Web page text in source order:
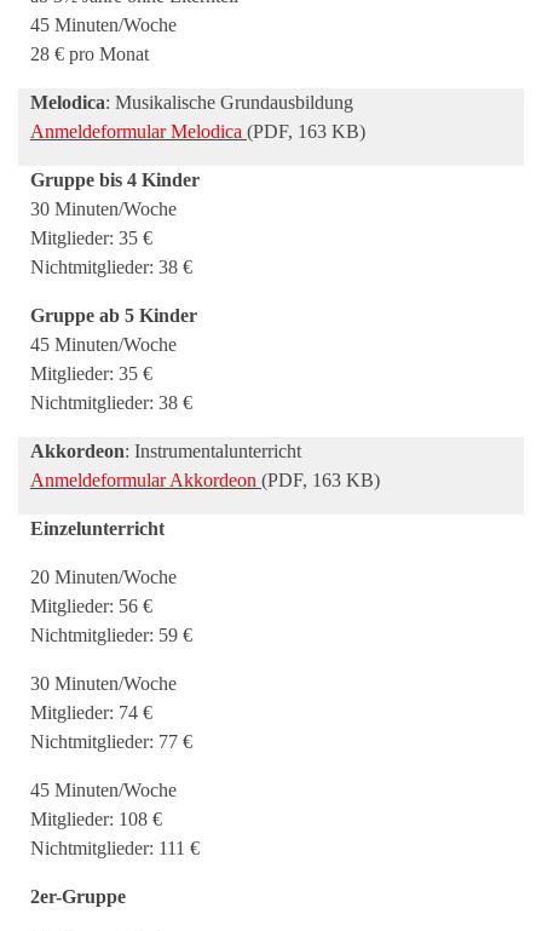
45 Minuten/Woche
28 € pro Monat
Melodica: Musikalische Grundausbildung
Anmeldeformular Melodica (PDF, 163 KB)
Gruppe bis 4 Kinder
30 Minuten/Woche
Mitglieder: 35 €
Nichtmitglieder: 38 €
Gruppe ab 5 Kinder
45 Minuten/Woche
Mitglieder: 35 €
Nichtmitglieder: 38 €
Akkordeon: Instrumentalunterricht
Anmeldeformular Akkordeon (PDF, 163 KB)
Einzelunterricht
20 Minuten/Woche
Mitglieder: 56 €
Nichtmitglieder: 59 €
30 Minuten/Woche
Mitglieder: 74 €
Nichtmitglieder: 77 €
45 Minuten/Woche
Mitglieder: 108 €
Nichtmitglieder: 111 €
2er-Gruppe